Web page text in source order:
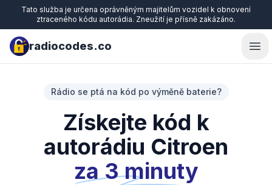
Tato služba je určena oprávněným majitelům vozidel k obnovení
ztraceného kódu autorádia. Zneužití je přísně zakázáno.
radiocodes.co
Rádio se ptá na kód po výměně baterie?
Získejte kód k
autorádiu Citroen
za 3 minuty